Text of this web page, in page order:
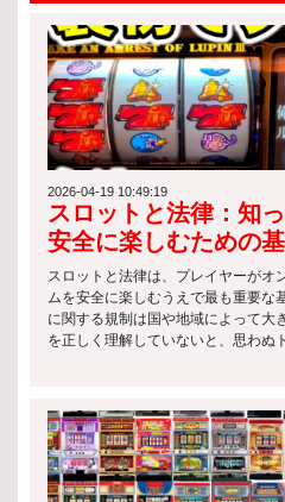
2026-04-19 10:49:19
スロットと法律：知
安全に楽しむための
スロットと法律は、プレイヤーがオ
ムを安全に楽しむうえで最も重要な
に関する規制は国や地域によって大
を正しく理解していないと、思わぬ
律上のポイントです： スロットマ
によるライセンス取得が必要 違法
の利用には罰則が科される場合があ
レイヤー保護のためのルールが設け